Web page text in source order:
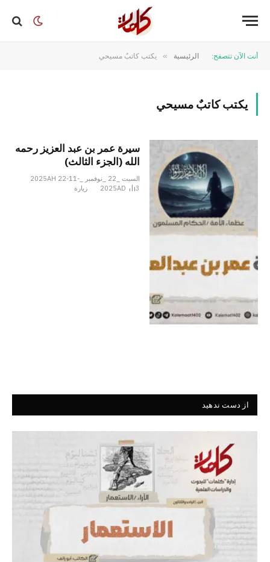
أنت الآن تتصفح: الرئيسية » يكتب كاتبٌ مسيحي
يكتب كاتبٌ مسيحي
سيرة عمر بن عبد العزيز رحمه
الله (الجزء الثالث)
السبت _22 _نوفمبر _2025AH 22-11-
2025AD
3 زيارة
از دست ندهید